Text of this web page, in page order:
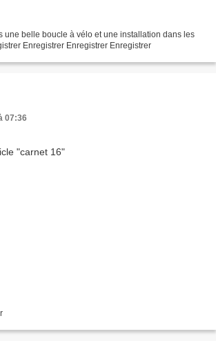
une belle boucle à vélo et une installation dans les
Enregistrer Enregistrer Enregistrer
07:36